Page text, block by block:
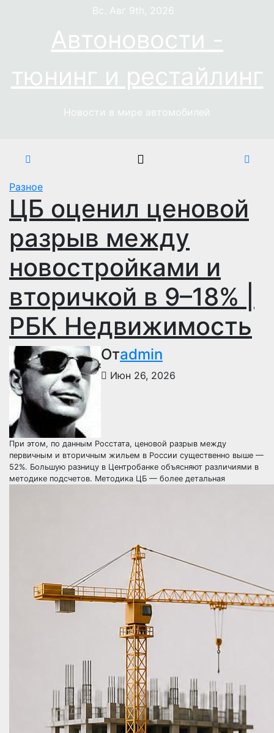
содержимому
Вс. Авг 9th, 2026
Автоновости -
тюнинг и рестайлинг
Новости в мире автомобилей
Разное
ЦБ оценил ценовой
разрыв между
новостройками и
вторичкой в 9–18% |
РБК Недвижимость
Отadmin
Июн 26, 2026
При этом, по данным Росстата, ценовой разрыв между
первичным и вторичным жильем в России существенно выше —
52%. Большую разницу в Центробанке объясняют различиями в
методике подсчетов. Методика ЦБ — более детальная